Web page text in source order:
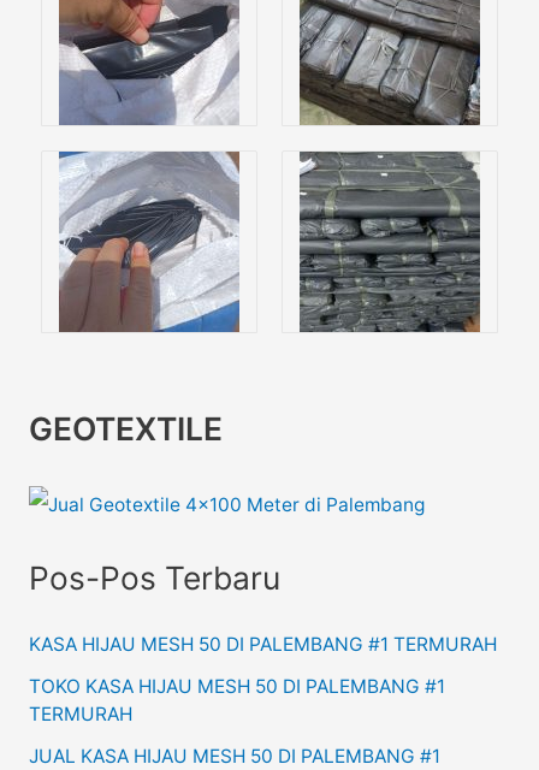
GEOTEXTILE
Pos-Pos Terbaru
KASA HIJAU MESH 50 DI PALEMBANG #1 TERMURAH
TOKO KASA HIJAU MESH 50 DI PALEMBANG #1
TERMURAH
JUAL KASA HIJAU MESH 50 DI PALEMBANG #1